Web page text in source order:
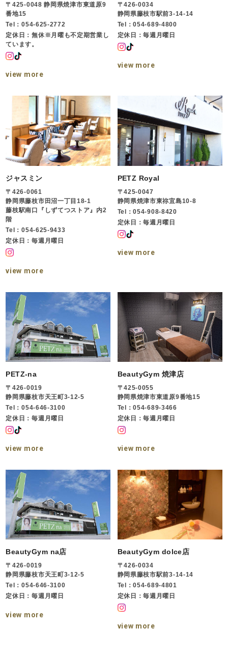
〒425-0048 静岡県焼津市東道原9
番地15
Tel：054-625-2772
定休日：無休※月曜も不定期営業し
ています。
view more
〒426-0034
静岡県藤枝市駅前3-14-14
Tel：054-689-4800
定休日：毎週月曜日
view more
ジャスミン
〒426-0061
静岡県藤枝市田沼一丁目18-1
藤枝駅南口『しずてつストア』内2
階
Tel：054-625-9433
定休日：毎週月曜日
view more
PETZ Royal
〒425-0047
静岡県焼津市東祢宜島10-8
Tel：054-908-8420
定休日：毎週月曜日
view more
PETZ-na
〒426-0019
静岡県藤枝市天王町3-12-5
Tel：054-646-3100
定休日：毎週月曜日
view more
BeautyGym 焼津店
〒425-0055
静岡県焼津市東道原9番地15
Tel：054-689-3466
定休日：毎週月曜日
view more
BeautyGym na店
〒426-0019
静岡県藤枝市天王町3-12-5
Tel：054-646-3100
定休日：毎週月曜日
view more
BeautyGym dolce店
〒426-0034
静岡県藤枝市駅前3-14-14
Tel：054-689-4801
定休日：毎週月曜日
view more